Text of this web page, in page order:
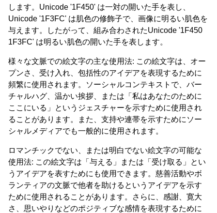
します。Unicode '1F450' は一対の開いた手を表し、
Unicode '1F3FC' は肌色の修飾子で、画像に明るい肌色を
与えます。したがって、組み合わされたUnicode '1F450
1F3FC' は明るい肌色の開いた手を表します。
様々な文脈での絵文字の主な使用法: この絵文字は、オー
プンさ、受け入れ、包括性のアイデアを表現するために
頻繁に使用されます。ソーシャルコンテキストで、バー
チャルハグ、温かい挨拶、または「私はあなたのために
ここにいる」というジェスチャーを示すために使用され
ることがあります。また、支持や連帯を示すためにソー
シャルメディアでも一般的に使用されます。
ロマンチックでない、または明白でない絵文字の可能な
使用法: この絵文字は「与える」または「受け取る」とい
うアイデアを表すためにも使用できます。慈善活動やボ
ランティアの文脈で他者を助けるというアイデアを示す
ために使用されることがあります。さらに、感謝、寛大
さ、思いやりなどのポジティブな感情を表現するために